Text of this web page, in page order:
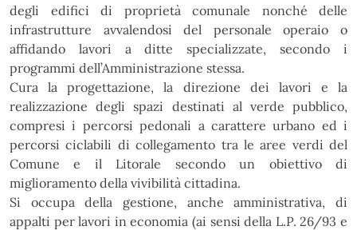
degli edifici di proprietà comunale nonché delle
infrastrutture avvalendosi del personale operaio o
affidando lavori a ditte specializzate, secondo i
programmi dell’Amministrazione stessa.
Cura la progettazione, la direzione dei lavori e la
realizzazione degli spazi destinati al verde pubblico,
compresi i percorsi pedonali a carattere urbano ed i
percorsi ciclabili di collegamento tra le aree verdi del
Comune e il Litorale secondo un obiettivo di
miglioramento della vivibilità cittadina.
Si occupa della gestione, anche amministrativa, di
appalti per lavori in economia (ai sensi della L.P. 26/93 e